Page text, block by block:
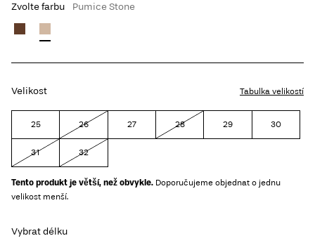
Zvolte farbu Pumice Stone
Velikost Tabulka velikostí
25 26 27 28 29 30
31 32
Tento produkt je větší, než obvykle. Doporučujeme objednat o jednu
velikost menší.
Vybrat délku